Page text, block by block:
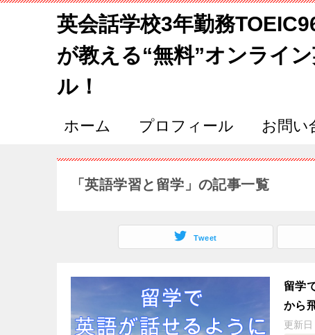
英会話学校3年勤務
が教える“無料”オンライ
ル！
ホーム プロフィール お問い
「英語学習と留学」の記事一覧
Tweet
留学
から
更新日